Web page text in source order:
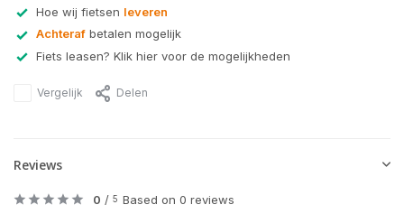
Hoe wij fietsen leveren
Achteraf betalen mogelijk
Fiets leasen? Klik hier voor de mogelijkheden
Vergelijk Delen
Reviews
0 / 5 Based on 0 reviews